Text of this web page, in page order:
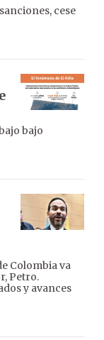
cese
bajo
Colombia va
Petro.
y avances